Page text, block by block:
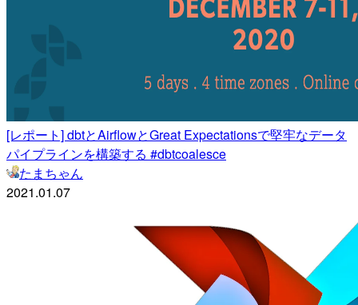
[レポート] dbtとAirflowとGreat Expectationsで堅牢なデータ
パイプラインを構築する #dbtcoalesce
たまちゃん
2021.01.07